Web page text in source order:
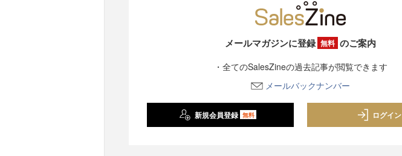
メールマガジンに登録 無料 のご案内
・全てのSalesZineの過去記事が閲覧できます
メールバックナンバー
新規会員登録 無料 ログイン